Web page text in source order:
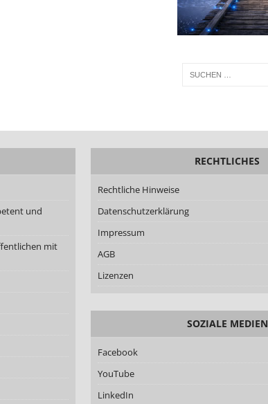
und
mit
RECHTLICHES
Rechtliche Hinweise
Datenschutzerklärung
Impressum
AGB
Lizenzen
SOZIALE MEDIEN
Facebook
YouTube
LinkedIn